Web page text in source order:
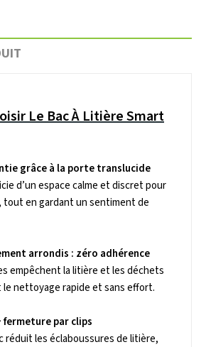
Le Bac À Litière Smart
grâce à la porte translucide
d’un espace calme et discret pour
tout en gardant un sentiment de
arrondis : zéro adhérence
empêchent la litière et les déchets
le nettoyage rapide et sans effort.
fermeture par clips
réduit les éclaboussures de litière,